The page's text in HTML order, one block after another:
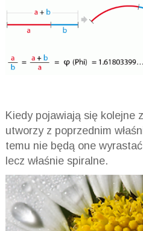
Kiedy pojawiają się kolejne
utworzy z poprzednim
temu nie będą one
lecz właśnie spiralne.